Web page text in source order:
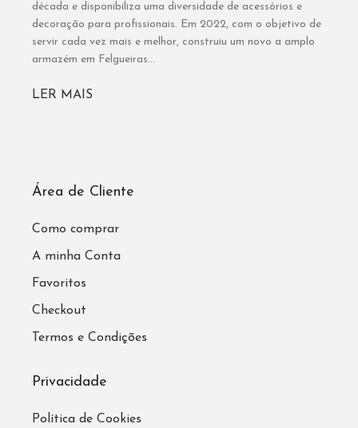
década e disponibiliza uma diversidade de acessórios e
decoração para profissionais. Em 2022, com o objetivo de
servir cada vez mais e melhor, construiu um novo a amplo
armazém em Felgueiras...
LER MAIS
Área de Cliente
Como comprar
A minha Conta
Favoritos
Checkout
Termos e Condições
Privacidade
Política de Cookies